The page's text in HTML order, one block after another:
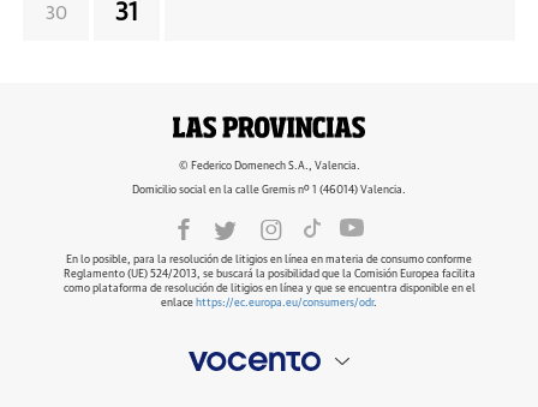
30 31
© Federico Domenech S.A., Valencia.
Domicilio social en la calle Gremis nº 1 (46014) Valencia.
En lo posible, para la resolución de litigios en línea en materia de consumo conforme
Reglamento (UE) 524/2013, se buscará la posibilidad que la Comisión Europea facilita
como plataforma de resolución de litigios en línea y que se encuentra disponible en el
enlace https://ec.europa.eu/consumers/odr.